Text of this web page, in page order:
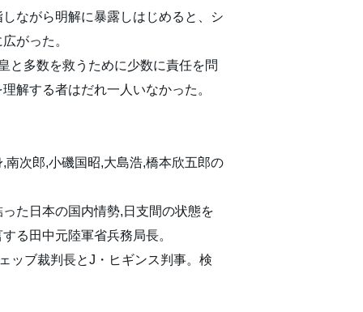
ながら明解に暴露しはじめると、シ
がった。
と多数を救うために少数に責任を問
解する者はだれ一人いなかった。
次郎,小磯国昭,大島浩,橋本欣五郎の
た日本の国内情勢,日支間の状態を
る田中元陸軍省兵務局長。
ッブ裁判長とJ・ヒギンス判事。検